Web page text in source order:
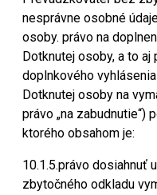
nesprávne osobné
osoby. právo na
Dotknutej osoby, a to
doplnkového
Dotknutej osoby na
právo „na zabudnutie“)
ktorého obsahom je:
10.1.5.právo dosiahnuť
zbytočného odkladu